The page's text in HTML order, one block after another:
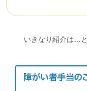
いきなり紹介は…